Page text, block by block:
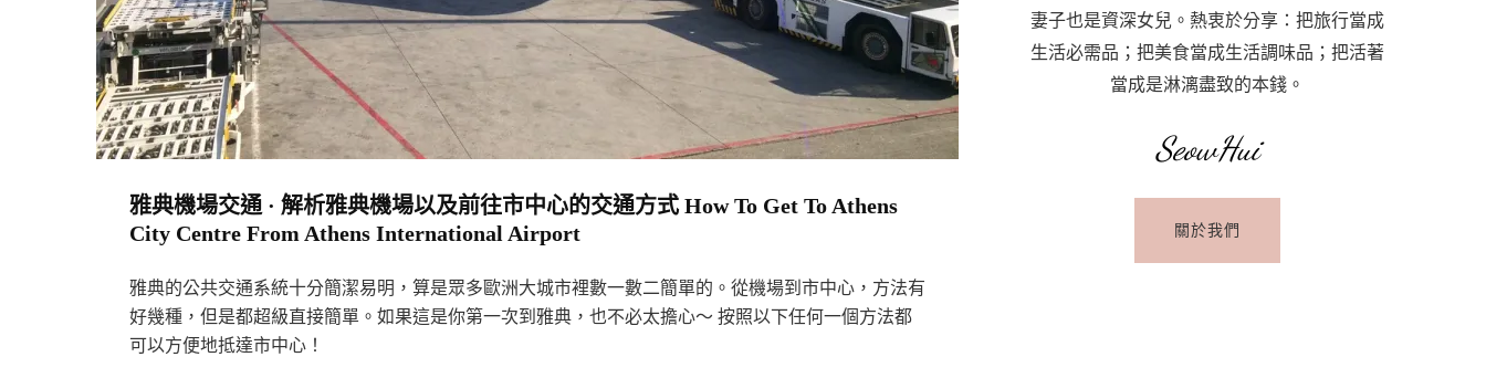
雅典機場交通 · 解析雅典機場以及前往市中心的交通方式 How To Get To Athens
City Centre From Athens International Airport
雅典的公共交通系統十分簡潔易明，算是眾多歐洲大城市裡數一數二簡單的。從機場到市中心，方法有
好幾種，但是都超級直接簡單。如果這是你第一次到雅典，也不必太擔心～ 按照以下任何一個方法都
可以方便地抵達市中心！
妻子也是資深女兒。熱衷於分享：把旅行當成
生活必需品；把美食當成生活調味品；把活著
當成是淋漓盡致的本錢。
SeowHui
關於我們